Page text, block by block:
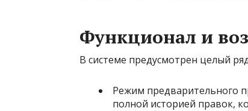
Функционал и
В системе предусмотрен целый
Режим предварительного
полной историей правок,